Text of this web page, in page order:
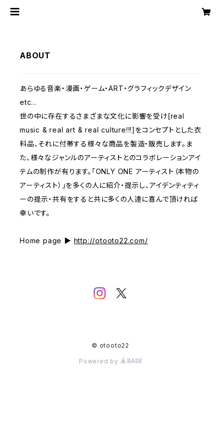
ABOUT
あらゆる音楽・漫画・ゲーム・ART・グラフィックデザイン
etc...
世の中に存在するさまざまな文化に影響を受け[real
music & real art & real culture!!!]をコンセプトとした衣
料品、それに付帯する様々な商品を製造・販売します。ま
た、様々なジャンルのアーティストとのコラボレーションアイ
テムの制作が有ります。「ONLY ONE アーティスト（本物の
アーティスト）」を多くの人に紹介・提示し、アイデンティティ
ーの提示・共有をすると共に多くの人達に喜んで頂ければ
幸いです。
Home page ▶ http://otooto22.com/
© otooto22
Powered by